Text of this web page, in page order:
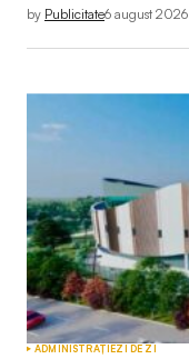
by Publicitate6 august 2026
ADMINISTRAȚIEZI DE ZI